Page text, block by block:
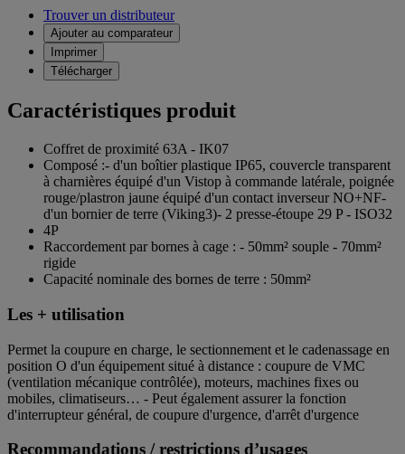
Trouver un distributeur
Ajouter au comparateur
Imprimer
Télécharger
Caractéristiques produit
Coffret de proximité 63A - IK07
Composé :- d'un boîtier plastique IP65, couvercle transparent
à charnières équipé d'un Vistop à commande latérale, poignée
rouge/plastron jaune équipé d'un contact inverseur NO+NF-
d'un bornier de terre (Viking3)- 2 presse-étoupe 29 P - ISO32
4P
Raccordement par bornes à cage : - 50mm² souple - 70mm²
rigide
Capacité nominale des bornes de terre : 50mm²
Les + utilisation
Permet la coupure en charge, le sectionnement et le cadenassage en
position O d'un équipement situé à distance : coupure de VMC
(ventilation mécanique contrôlée), moteurs, machines fixes ou
mobiles, climatiseurs… - Peut également assurer la fonction
d'interrupteur général, de coupure d'urgence, d'arrêt d'urgence
Recommandations / restrictions d’usages